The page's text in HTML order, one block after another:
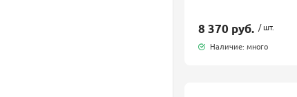
8 370 руб. / шт.
Наличие: много